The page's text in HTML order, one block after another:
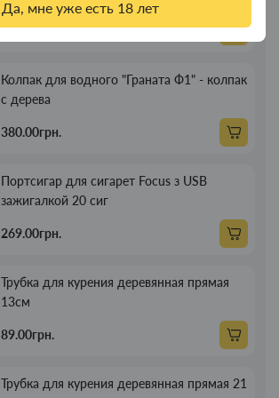
Да, мне уже есть 18 лет
350.00грн.
Колпак для водного "Граната Ф1" - колпак
с дерева
380.00грн.
Портсигар для сигарет Focus з USB
зажигалкой 20 сиг
269.00грн.
Трубка для курения деревянная прямая
13см
89.00грн.
Трубка для курения деревянная прямая 21